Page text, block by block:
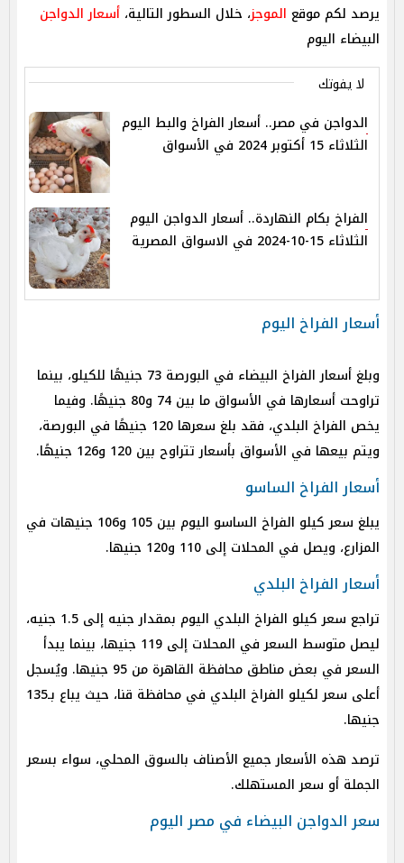
يرصد لكم موقع الموجز، خلال السطور التالية، أسعار الدواجن
البيضاء اليوم
لا يفوتك
‎الدواجن في مصر.. أسعار الفراخ والبط اليوم
الثلاثاء 15 أكتوبر 2024 في الأسواق
الفراخ بكام النهاردة.. أسعار الدواجن اليوم
الثلاثاء 15-10-2024 في الاسواق المصرية
أسعار الفراخ اليوم
وبلغ أسعار الفراخ البيضاء في البورصة 73 جنيهًا للكيلو، بينما
تراوحت أسعارها في الأسواق ما بين 74 و80 جنيهًا. وفيما
يخص الفراخ البلدي، فقد بلغ سعرها 120 جنيهًا في البورصة،
ويتم بيعها في الأسواق بأسعار تتراوح بين 120 و126 جنيهًا.
أسعار الفراخ الساسو
يبلغ سعر كيلو الفراخ الساسو اليوم بين 105 و106 جنيهات في
المزارع، ويصل في المحلات إلى 110 و120 جنيها.
أسعار الفراخ البلدي
تراجع سعر كيلو الفراخ البلدي اليوم بمقدار جنيه إلى 1.5 جنيه،
ليصل متوسط السعر في المحلات إلى 119 جنيها، بينما يبدأ
السعر في بعض مناطق محافظة القاهرة من 95 جنيها. ويُسجل
أعلى سعر لكيلو الفراخ البلدي في محافظة قنا، حيث يباع بـ135
جنيها.
ترصد هذه الأسعار جميع الأصناف بالسوق المحلي، سواء بسعر
الجملة أو سعر المستهلك.
سعر الدواجن البيضاء في مصر اليوم